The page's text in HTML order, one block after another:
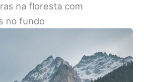
na floresta com
no fundo